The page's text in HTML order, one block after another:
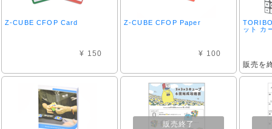
Z-CUBE CFOP Card
¥ 150
Z-CUBE CFOP Paper
¥ 100
ット カ
販売を
販売終了